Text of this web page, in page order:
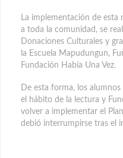
La implementación de esta
a toda la comunidad, se
Donaciones Culturales y
la Escuela Mapudungun,
Fundación Había Una Vez.
De esta forma, los
el hábito de la lectura y
volver a implementar el
debió interrumpirse tras el